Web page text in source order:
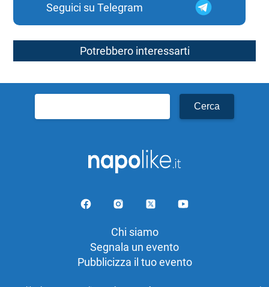
Seguici su Telegram
Potrebbero interessarti
per:
Chi siamo
Segnala un evento
Pubblicizza il tuo evento